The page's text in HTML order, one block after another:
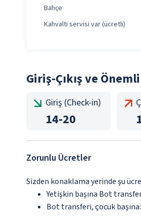
Bahçe
Kahvaltı servisi var (ücretli)
Giriş-Çıkış ve
Giriş (Check-in)
14-20
Zorunlu Ücretler
Sizden konaklama yerinde şu
Yetişkin başına Bot
Bot transferi, çocuk